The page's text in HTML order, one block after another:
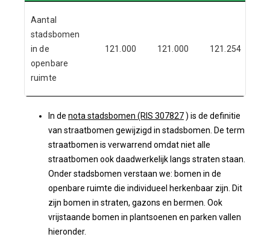
Aantal
stadsbomen
in de
openbare
ruimte
121.000 121.000 121.254
In de nota stadsbomen (RIS 307827) is de definitie
van straatbomen gewijzigd in stadsbomen. De term
straatbomen is verwarrend omdat niet alle
straatbomen ook daadwerkelijk langs straten staan.
Onder stadsbomen verstaan we: bomen in de
openbare ruimte die individueel herkenbaar zijn. Dit
zijn bomen in straten, gazons en bermen. Ook
vrijstaande bomen in plantsoenen en parken vallen
hieronder.